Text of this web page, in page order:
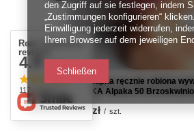
Ciepła czapka ręcznie robiona
CHMURKA Alpaka 50
219,00 zł / szt.
Real customers
reviews
4.9
117 reviews
den Zugriff auf sie festlegen, indem
„Zustimmungen konfigurieren“
Einwilligung jederzeit widerrufen,
Ihrem Browser auf dem jeweiligen
Schließen